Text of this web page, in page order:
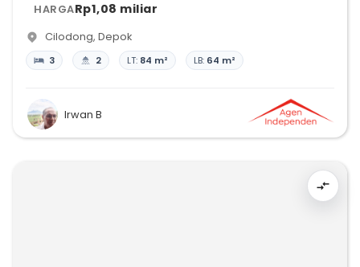
HARGARp1,08 miliar
Cilodong, Depok
3 2 LT: 84 m² LB: 64 m²
Irwan B